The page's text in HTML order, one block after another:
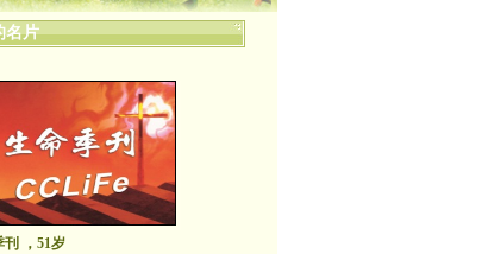
名片
刊 ，51岁